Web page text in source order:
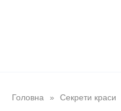
Головна » Секрети краси